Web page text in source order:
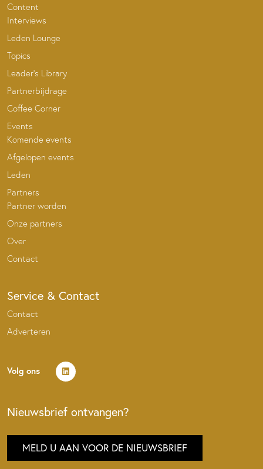
Content
Interviews
Leden Lounge
Topics
Leader’s Library
Partnerbijdrage
Coffee Corner
Events
Komende events
Afgelopen events
Leden
Partners
Partner worden
Onze partners
Over
Contact
Service & Contact
Contact
Adverteren
Volg ons
Nieuwsbrief ontvangen?
MELD U AAN VOOR DE NIEUWSBRIEF